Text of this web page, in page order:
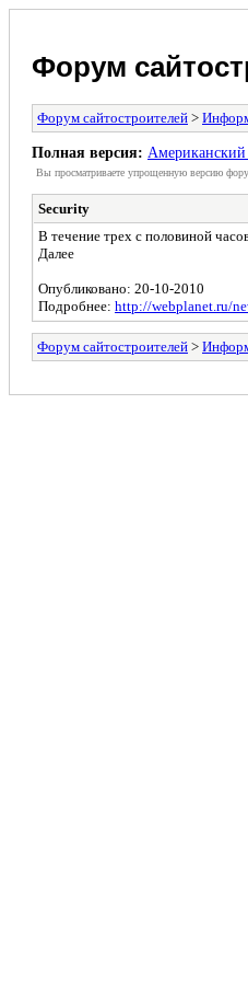
Форум
Форум сайтостроителей >
Полная версия: Американский
Вы просматриваете yпpощеннyю веpсию
Security
В течение трех с половиной
Далее
Опубликовано: 20-10-2010
Подробнее: http://webplanet.ru/
Форум сайтостроителей >